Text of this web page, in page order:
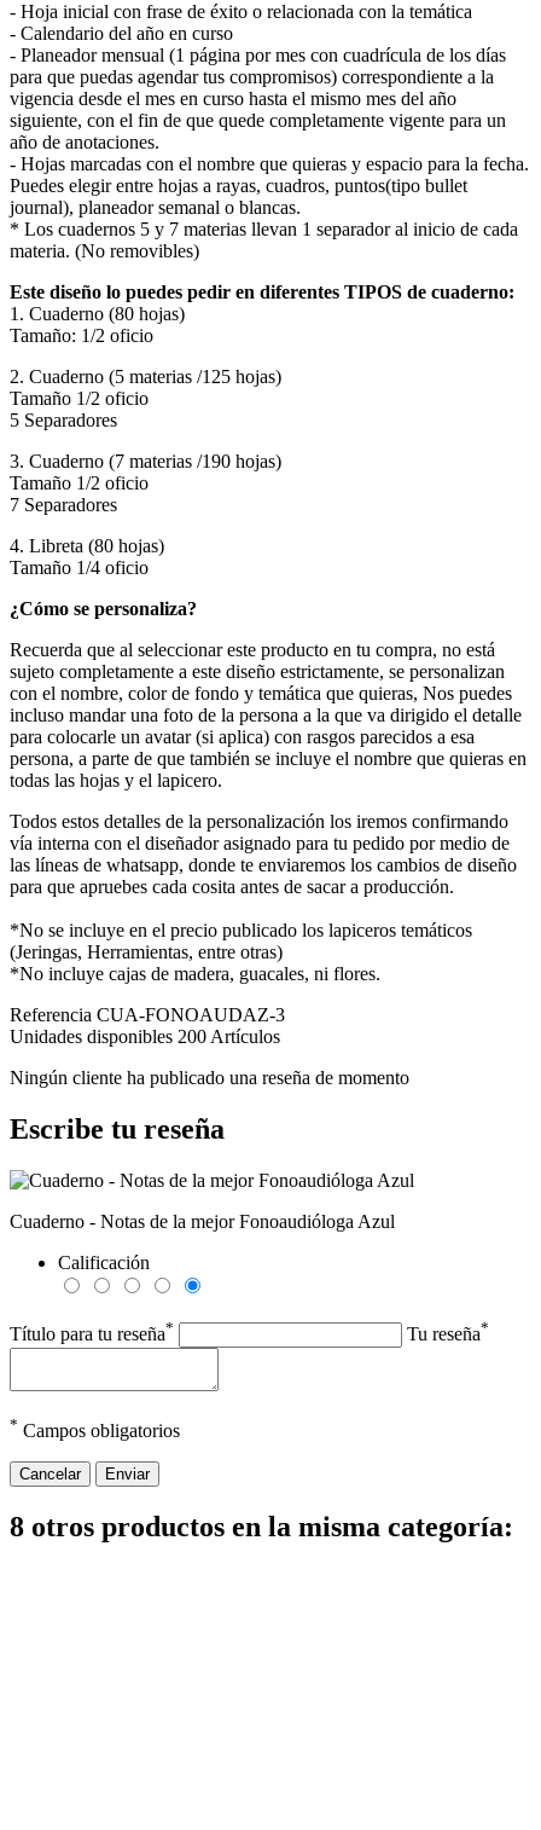
- Hoja inicial con frase de éxito o relacionada con la temática
- Calendario del año en curso
- Planeador mensual (1 página por mes con cuadrícula de los días
para que puedas agendar tus compromisos) correspondiente a la
vigencia desde el mes en curso hasta el mismo mes del año
siguiente, con el fin de que quede completamente vigente para un
año de anotaciones.
- Hojas marcadas con el nombre que quieras y espacio para la fecha.
Puedes elegir entre hojas a rayas, cuadros, puntos(tipo bullet
journal), planeador semanal o blancas.
* Los cuadernos 5 y 7 materias llevan 1 separador al inicio de cada
materia. (No removibles)
Este diseño lo puedes pedir en diferentes TIPOS de cuaderno:
1. Cuaderno (80 hojas)
Tamaño: 1/2 oficio
2. Cuaderno (5 materias /125 hojas)
Tamaño 1/2 oficio
5 Separadores
3. Cuaderno (7 materias /190 hojas)
Tamaño 1/2 oficio
7 Separadores
4. Libreta (80 hojas)
Tamaño 1/4 oficio
¿Cómo se personaliza?
Recuerda que al seleccionar este producto en tu compra, no está
sujeto completamente a este diseño estrictamente, se personalizan
con el nombre, color de fondo y temática que quieras, Nos puedes
incluso mandar una foto de la persona a la que va dirigido el detalle
para colocarle un avatar (si aplica) con rasgos parecidos a esa
persona, a parte de que también se incluye el nombre que quieras en
todas las hojas y el lapicero.
Todos estos detalles de la personalización los iremos confirmando
vía interna con el diseñador asignado para tu pedido por medio de
las líneas de whatsapp, donde te enviaremos los cambios de diseño
para que apruebes cada cosita antes de sacar a producción.
*No se incluye en el precio publicado los lapiceros temáticos
(Jeringas, Herramientas, entre otras)
*No incluye cajas de madera, guacales, ni flores.
Referencia CUA-FONOAUDAZ-3
Unidades disponibles 200 Artículos
Ningún cliente ha publicado una reseña de momento
Escribe tu reseña
Cuaderno - Notas de la mejor Fonoaudióloga Azul
Calificación
Título para tu reseña* Tu reseña*
* Campos obligatorios
Cancelar Enviar
8 otros productos en la misma categoría: